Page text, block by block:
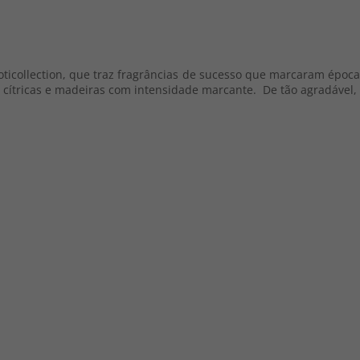
que traz fragrâncias de sucesso que marcaram
e madeiras com intensidade marcante. De tão